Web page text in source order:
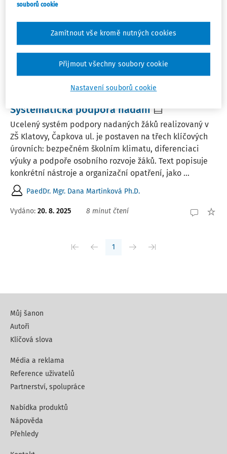
Filtr
Počet vyhledaných dokumentů:1
Řadit podle:
Nejstarší
Systematická podpora nadání
Ucelený systém podpory nadaných žáků realizovaný v
ZŠ Klatovy, Čapkova ul. je postaven na třech klíčových
úrovních: bezpečném školním klimatu, diferenciaci
výuky a podpoře osobního rozvoje žáků. Text popisuje
konkrétní nástroje a organizační opatření, jako ...
PaedDr. Mgr. Dana Martinková Ph.D.
Vydáno: 20. 8. 2025 8 minut čtení
1
Můj šanon
Autoři
Klíčová slova
Média a reklama
Reference uživatelů
Partnerství, spolupráce
Nabídka produktů
Nápověda
Přehledy
souborů cookie
Nastavení souborů cookie
Zamítnout vše kromě nutných cookies
Přijmout všechny soubory cookie